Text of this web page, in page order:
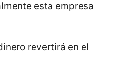
esta empresa
revertirá en el